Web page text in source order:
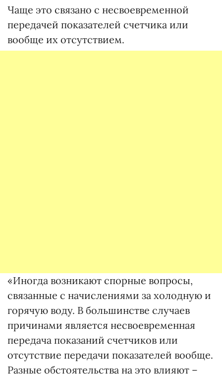
Чаще это связано с несвоевременной
передачей показателей счетчика или
вообще их отсутствием.
«Иногда возникают спорные вопросы,
связанные с начислениями за холодную и
горячую воду. В большинстве случаев
причинами является несвоевременная
передача показаний счетчиков или
отсутствие передачи показателей вообще.
Разные обстоятельства на это влияют –